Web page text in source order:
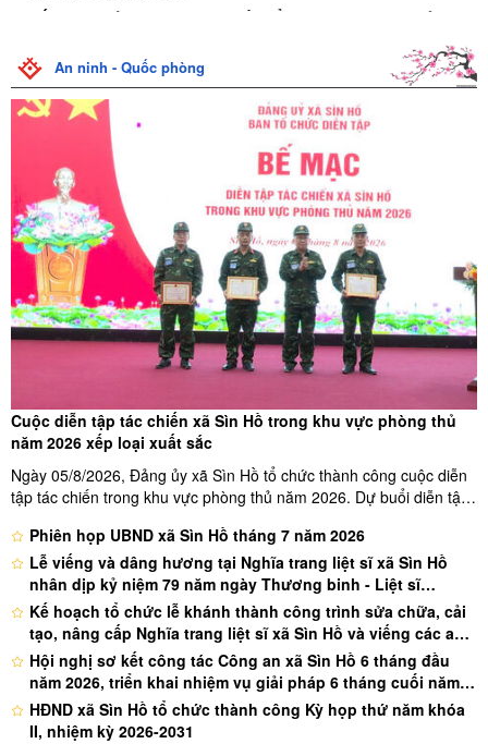
Kế hoạch của UBND xã Sìn Hồ triển khai thực hiện chỉ thị
phát động đợt thi đua cao điểm thực hiện chiến dịch "90
ngày đêm khám sức khỏe định kỳ hoặc khám sàng lọc miễn
phí cho người dân" trên địa bàn xã Sìn Hồ
Trung tâm chính trị Sìn Hồ Khai giảng lớp bồi dưỡng
nghiệp vụ công tác kiểm tra giám sát và thi hành kỷ luật
đảng
Sìn Hồ họp đánh giá, phân tích chỉ số cải cách hành chính
PAR INDEX 6 tháng đầu năm; nhiệm vụ giải pháp trọng tâm
6 tháng cuối năm 2026
Hội nghị sơ kết 6 tháng đầu năm của Ban Chỉ đạo về phát
triển khoa học, công nghệ, đổi mới sáng tạo, chuyển đổi số
và Đề án 06
Đoàn công tác của Viện Quản lý Nhà nước và Lao động tổ
chức tọa đàm về thực trạng cải cách hành chính tại xã Sìn
Hồ
An ninh - Quốc phòng
Cuộc diễn tập tác chiến xã Sìn Hồ trong khu vực phòng thủ
năm 2026 xếp loại xuất sắc
Ngày 05/8/2026, Đảng ủy xã Sìn Hồ tổ chức thành công cuộc diễn
tập tác chiến trong khu vực phòng thủ năm 2026. Dự buổi diễn tập
ủy, Phó Chủ tịch Thường trực Ủy ban MTTQ Việt Nam tỉnh; Đại ...
Phiên họp UBND xã Sìn Hồ tháng 7 năm 2026
Lễ viếng và dâng hương tại Nghĩa trang liệt sĩ xã Sìn Hồ
nhân dịp kỷ niệm 79 năm ngày Thương binh - Liệt sĩ
(27/07/1947 – 27/07/2026)
Kế hoạch tổ chức lễ khánh thành công trình sửa chữa, cải
tạo, nâng cấp Nghĩa trang liệt sĩ xã Sìn Hồ và viếng các anh
hùng liệt sĩ nhân kỷ niệm 79 năm ngày thương binh - liệt sĩ
(27/7/1947 - 27/7/2026)
Hội nghị sơ kết công tác Công an xã Sìn Hồ 6 tháng đầu
năm 2026, triển khai nhiệm vụ giải pháp 6 tháng cuối năm
2026
HĐND xã Sìn Hồ tổ chức thành công Kỳ họp thứ năm khóa
II, nhiệm kỳ 2026-2031